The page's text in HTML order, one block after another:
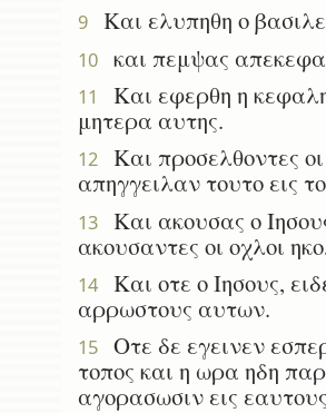
9 Και ελυπηθη ο
10 και πεμψας
11
Και εφερθη η
μητερα αυτης.
12
Και προσελθοντες
απηγγειλαν τουτο εις
13
Και ακουσας ο
ακουσαντες οι οχλοι
14
Και οτε ο Ιησους,
αρρωστους αυτων.
15
Οτε δε εγεινεν
τοπος και η ωρα ηδη
αγορασωσιν εις